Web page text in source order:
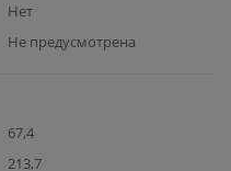
Нет
Не предусмотрена
67,4
213,7